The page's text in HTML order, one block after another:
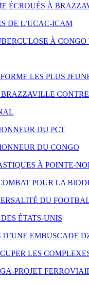
ÉCROUÉS À
DE L’UCAC-ICAM
À
LES PLUS
DU PCT
DU CONGO
À POINTE-
POUR LA
DU
ÉTATS-UNIS
EMBUSCADE
LES
PROJET